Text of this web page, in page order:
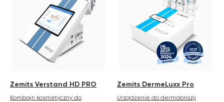
Zemits Verstand HD PRO
Kombajn kosmetyczny do
Zemits DermeLuxx Pro
Urządzenie do dermabrazji